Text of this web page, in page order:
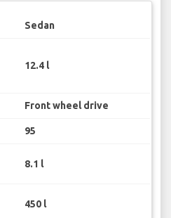
Sedan
12.4 l
Front wheel drive
95
8.1 l
450 l